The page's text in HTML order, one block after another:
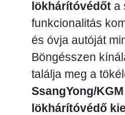
lökhárítóvédőta
funkcionalitás
és óvja autóját
Böngésszen
találja meg a
SsangYong/KGM
lökhárítóvédő